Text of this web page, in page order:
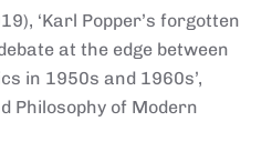
‘Karl Popper’s forgotten
at the edge between
in 1950s and 1960s’,
Philosophy of Modern